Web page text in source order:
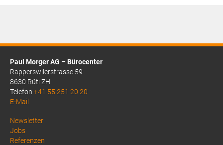
Paul Morger AG – Bürocenter
Rapperswilerstrasse 59
8630 Rüti ZH
Telefon +41 55 251 20 20
E-Mail
Above
Footer
Newsletter
Jobs
Referenzen